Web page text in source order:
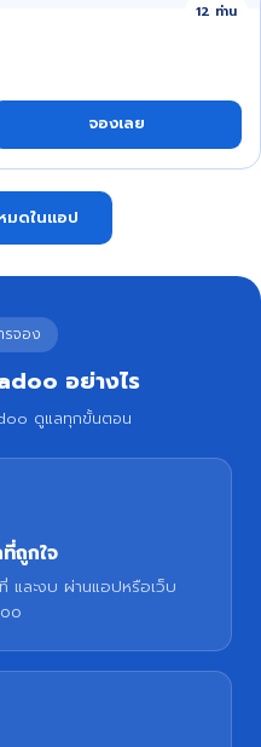
12 ท่าน
จองเลย
มดในแอป
รจอง
อย่างไร
ดูแลทุกขั้นตอน
ถูกใจ
และงบ ผ่านแอปหรือเว็บ